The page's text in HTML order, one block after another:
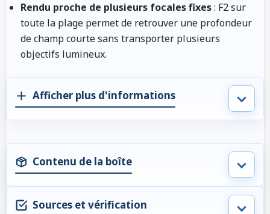
Rendu proche de plusieurs focales fixes: F2 sur
toute la plage permet de retrouver une profondeur
de champ courte sans transporter plusieurs
objectifs lumineux.
Afficher plus d'informations
Contenu de la boîte
Sources et vérification